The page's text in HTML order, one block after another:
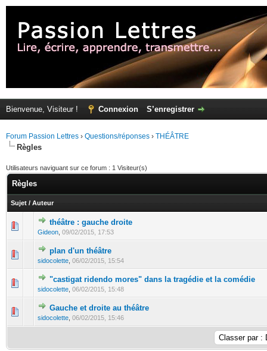
Bienvenue, Visiteur ! Connexion S’enregistrer
Forum Passion Lettres › Questions/réponses › THÉÂTRE
Règles
Utilisateurs naviguant sur ce forum : 1 Visiteur(s)
Règles
Sujet / Auteur
théâtre : gauche droite
Gideon 09/02/2015, 17:53
plan d'un théâtre
sidocolette 06/02/2015, 15:54
"castigat ridendo mores" dans la tragédie et la comédie
sidocolette 06/02/2015, 15:48
Gauche et droite au théâtre
sidocolette 06/02/2015, 15:46